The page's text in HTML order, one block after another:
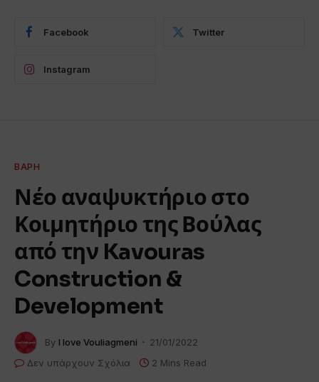
Facebook Twitter
Instagram
ΒΆΡΗ
Νέο αναψυκτήριο στο
Κοιμητήριο της Βούλας
από την Kavouras
Construction &
Development
By I love Vouliagmeni
21/01/2022
Δεν υπάρχουν Σχόλια
2 Mins Read